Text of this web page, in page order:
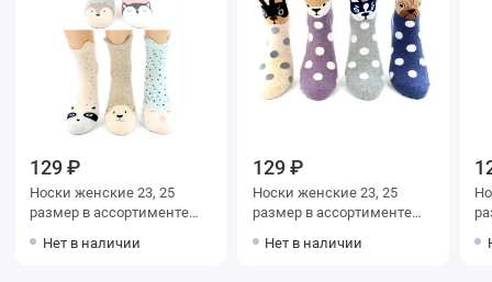
129 ₽
Носки женские 23, 25
размер в ассортименте
Нет в наличии
129 ₽
Носки женские 23, 25
размер в ассортименте
Нет в наличии
Носки